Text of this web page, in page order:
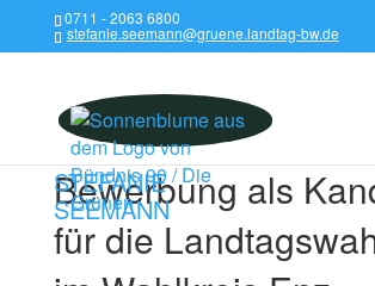
0711 - 2063 6800
stefanie.seemann@gruene.landtag-bw.de
STEFANIE
SEEMANN
Bewerbung als
für die